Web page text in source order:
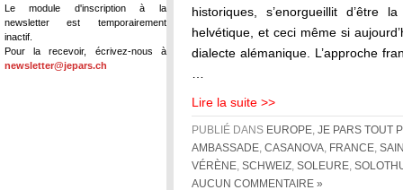
Le module d'inscription à la
newsletter est temporairement
inactif.
Pour la recevoir, écrivez-nous à
newsletter@jepars.ch
historiques, s’enorgueillit d’être
helvétique, et ceci même si
dialecte alémanique. L’approche
Lire la suite >>
PUBLIÉ DANS EUROPE JE PARS TOUT
AMBASSADE CASANOVA FRANCE
VÉRÈNE SCHWEIZ SOLEURE
AUCUN COMMENTAIRE »